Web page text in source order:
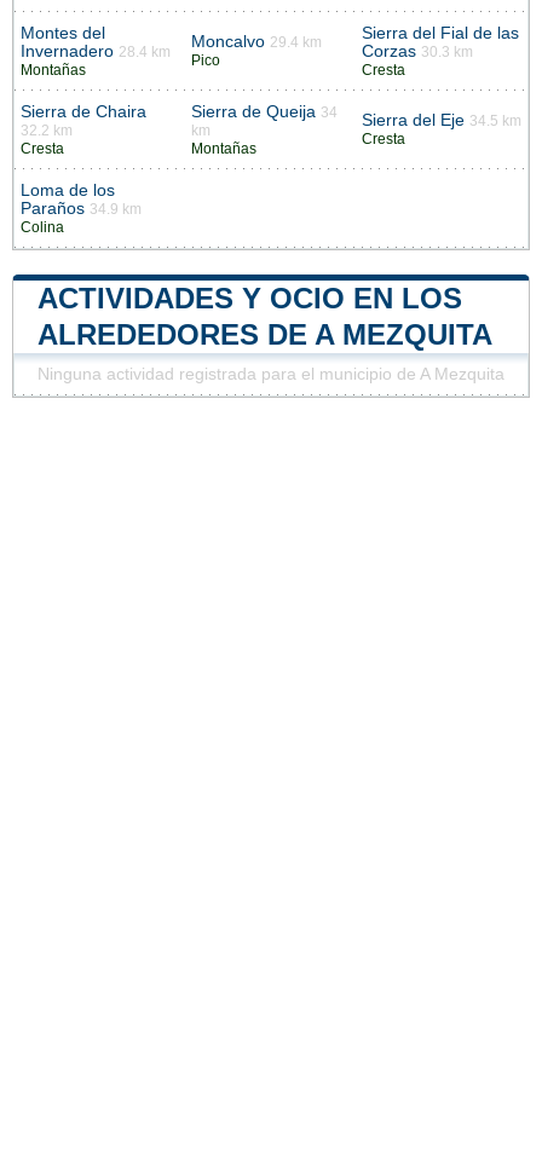
Montes del
Invernadero 28.4 km
Montañas
Moncalvo 29.4 km
Pico
Sierra del Fial de las
Corzas 30.3 km
Cresta
Sierra de Chaira
32.2 km
Cresta
Sierra de Queija 34
km
Montañas
Sierra del Eje 34.5 km
Cresta
Loma de los
Paraños 34.9 km
Colina
ACTIVIDADES Y OCIO EN LOS
ALREDEDORES DE A MEZQUITA
Ninguna actividad registrada para el municipio de A Mezquita